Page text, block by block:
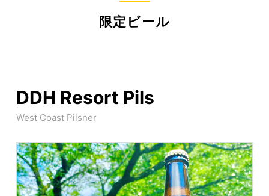
限定ビール
DDH Resort Pils
West Coast Pilsner